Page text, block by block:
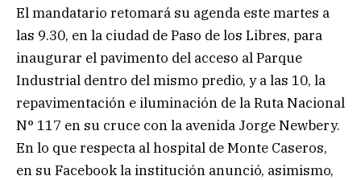
El mandatario retomará su agenda este martes a
las 9.30, en la ciudad de Paso de los Libres, para
inaugurar el pavimento del acceso al Parque
Industrial dentro del mismo predio, y a las 10, la
repavimentación e iluminación de la Ruta Nacional
N° 117 en su cruce con la avenida Jorge Newbery.
En lo que respecta al hospital de Monte Caseros,
en su Facebook la institución anunció, asimismo,